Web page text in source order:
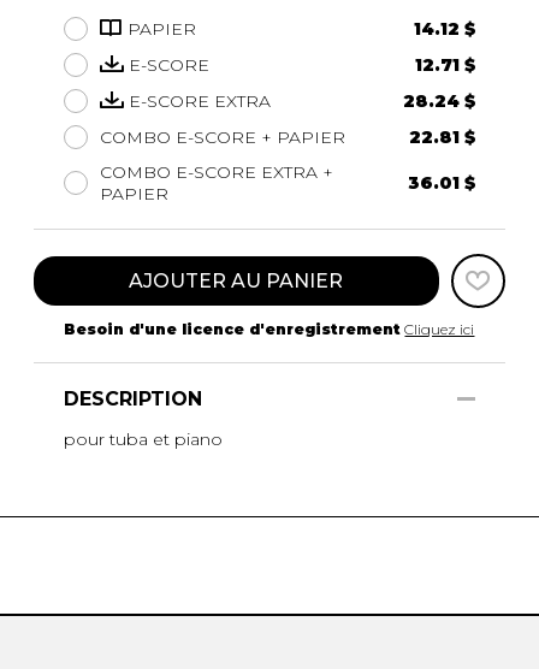
PAPIER
14.12 $
E-SCORE
12.71 $
E-SCORE EXTRA
28.24 $
COMBO E-SCORE + PAPIER
22.81 $
COMBO E-SCORE EXTRA +
PAPIER
36.01 $
AJOUTER AU PANIER
Besoin d'une licence d'enregistrement Cliquez ici
DESCRIPTION
pour tuba et piano